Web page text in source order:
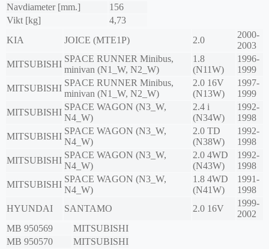
Navdiameter [mm.]
156
Vikt [kg]
4,73
KIA
JOICE (MTE1P) 2.0
2000-
2003
MITSUBISHI
SPACE RUNNER Minibus,
minivan (N1_W, N2_W)
1.8
(N11W)
1996-
1999
MITSUBISHI
SPACE RUNNER Minibus,
minivan (N1_W, N2_W)
2.0 16V
(N13W)
1997-
1999
MITSUBISHI
SPACE WAGON (N3_W,
N4_W)
2.4 i
(N34W)
1992-
1998
MITSUBISHI
SPACE WAGON (N3_W,
N4_W)
2.0 TD
(N38W)
1992-
1998
MITSUBISHI
SPACE WAGON (N3_W,
N4_W)
2.0 4WD
(N43W)
1992-
1998
MITSUBISHI
SPACE WAGON (N3_W,
N4_W)
1.8 4WD
(N41W)
1991-
1998
HYUNDAI
SANTAMO 2.0 16V
1999-
2002
MB 950569
MITSUBISHI
MB 950570
MITSUBISHI